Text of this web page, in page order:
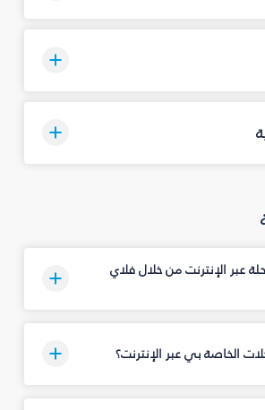
عبر الإنترنت من خلال فلاي
الخاصة بي عبر الإنترنت؟